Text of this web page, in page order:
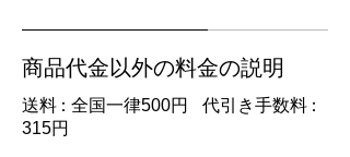
商品代金以外の料金の説明
送料： 全国一律500円 代引き手数料：
315円